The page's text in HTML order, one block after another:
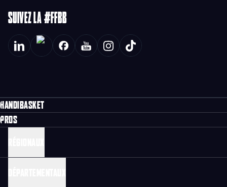
SUIVEZ LA #FFBB
HANDIBASKET
PROS